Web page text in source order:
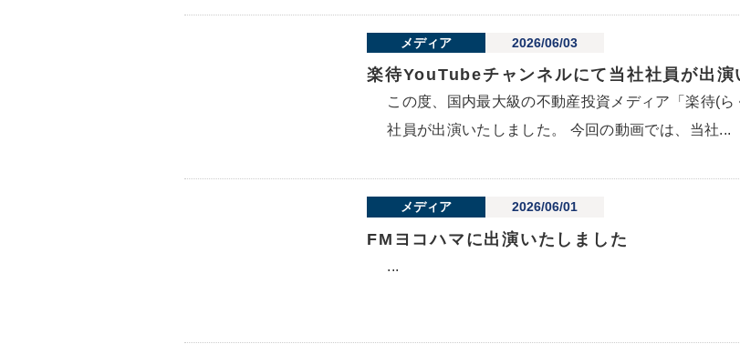
メディア 2026/06/03
楽待YouTubeチャンネルにて当社社員が出演
この度、国内最大級の不動産投資メディア「楽待(
社員が出演いたしました。 今回の動画では、当社...
メディア 2026/06/01
FMヨコハマに出演いたしました
...